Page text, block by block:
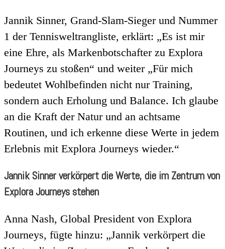
Jannik Sinner, Grand-Slam-Sieger und Nummer
1 der Tennisweltrangliste, erklärt: „Es ist mir
eine Ehre, als Markenbotschafter zu Explora
Journeys zu stoßen“ und weiter „Für mich
bedeutet Wohlbefinden nicht nur Training,
sondern auch Erholung und Balance. Ich glaube
an die Kraft der Natur und an achtsame
Routinen, und ich erkenne diese Werte in jedem
Erlebnis mit Explora Journeys wieder.“
Jannik Sinner verkörpert die Werte, die im Zentrum von
Explora Journeys stehen
Anna Nash, Global President von Explora
Journeys, fügte hinzu: „Jannik verkörpert die